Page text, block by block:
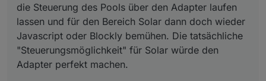
die Steuerung des Pools über den Adapter laufen
lassen und für den Bereich Solar dann doch wieder
Javascript oder Blockly bemühen. Die tatsächliche
"Steuerungsmöglichkeit" für Solar würde den
Adapter perfekt machen.